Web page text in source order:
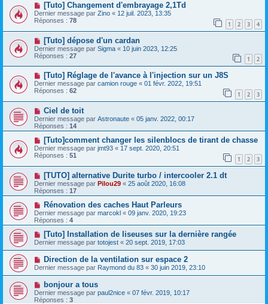
[Tuto] Changement d'embrayage 2,1Td
Dernier message par Zino « 12 juil. 2023, 13:35
Réponses : 78 1 2 3 4
[Tuto] dépose d'un cardan
Dernier message par Sigma « 10 juin 2023, 12:25
Réponses : 27 1 2
[Tuto] Réglage de l'avance à l'injection sur un J8S
Dernier message par camion rouge « 01 févr. 2022, 19:51
Réponses : 62 1 2 3
Ciel de toit
Dernier message par Astronaute « 05 janv. 2022, 00:17
Réponses : 14
[Tuto]comment changer les silenblocs de tirant de chasse
Dernier message par jmt93 « 17 sept. 2020, 20:51
Réponses : 51 1 2 3
[TUTO] alternative Durite turbo / intercooler 2.1 dt
Dernier message par Pilou29 « 25 août 2020, 16:08
Réponses : 17
Rénovation des caches Haut Parleurs
Dernier message par marcokl « 09 janv. 2020, 19:23
Réponses : 4
[Tuto] Installation de liseuses sur la dernière rangée
Dernier message par totojest « 20 sept. 2019, 17:03
Direction de la ventilation sur espace 2
Dernier message par Raymond du 83 « 30 juin 2019, 23:10
bonjour a tous
Dernier message par paul2nice « 07 févr. 2019, 10:17
Réponses : 3